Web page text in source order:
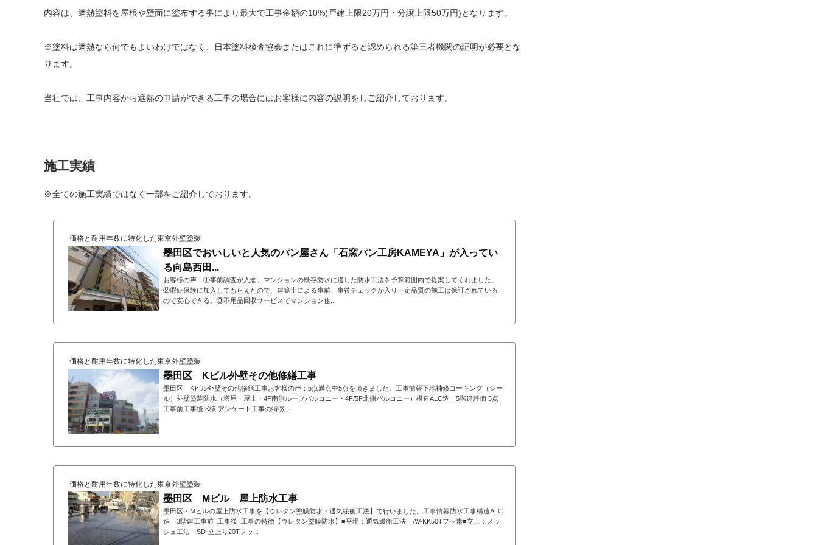
内容は、遮熱塗料を屋根や壁面に塗布する事により最大で工事金額の10%(戸建上限20万円・分譲上限50万円)となります。
※塗料は遮熱なら何でもよいわけではなく、日本塗料検査協会またはこれに準ずると認められる第三者機関の証明が必要とな
ります。
当社では、工事内容から遮熱の申請ができる工事の場合にはお客様に内容の説明をしご紹介しております。
施工実績
※全ての施工実績ではなく一部をご紹介しております。
価格と耐用年数に特化した東京外壁塗装
墨田区でおいしいと人気のパン屋さん「石窯パン工房KAMEYA」が入ってい
る向島西田...
お客様の声：①事前調査が入念、マンションの既存防水に適した防水工法を予算範囲内で提案してくれました。
②瑕疵保険に加入してもらえたので、建築士による事前、事後チェックが入り一定品質の施工は保証されている
ので安心できる。③不用品回収サービスでマンション住...
価格と耐用年数に特化した東京外壁塗装
墨田区 Kビル外壁その他修繕工事
墨田区 Kビル外壁その他修繕工事お客様の声：5点満点中5点を頂きました。工事情報下地補修コーキング（シー
ル）外壁塗装防水（塔屋・屋上・4F南側ルーフバルコニー・4F/5F北側バルコニー）構造ALC造 5階建評価 5点
工事前工事後 K様 アンケート工事の特徴 ...
価格と耐用年数に特化した東京外壁塗装
墨田区 Mビル 屋上防水工事
墨田区・Mビルの屋上防水工事を【ウレタン塗膜防水・通気緩衝工法】で行いました。工事情報防水工事構造ALC
造 3階建工事前 工事後 工事の特徴【ウレタン塗膜防水】■平場：通気緩衝工法 AV-KK50Tフッ素■立上：メッ
シュ工法 SD-立上り20Tフッ...